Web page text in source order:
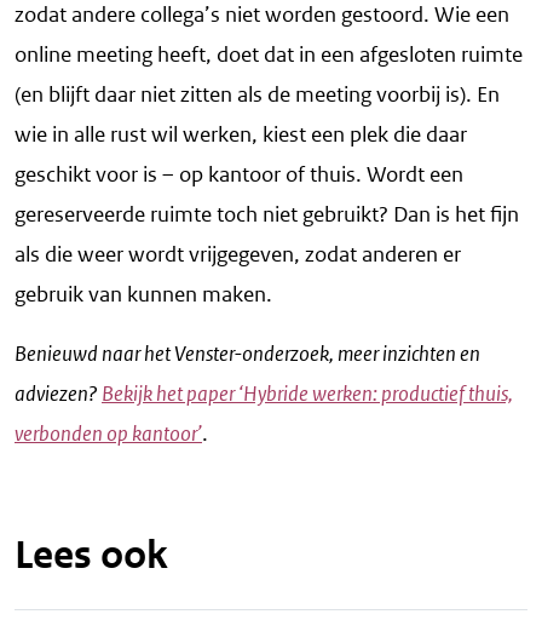
zodat andere collega’s niet worden gestoord. Wie een
online meeting heeft, doet dat in een afgesloten ruimte
(en blijft daar niet zitten als de meeting voorbij is). En
wie in alle rust wil werken, kiest een plek die daar
geschikt voor is – op kantoor of thuis. Wordt een
gereserveerde ruimte toch niet gebruikt? Dan is het fijn
als die weer wordt vrijgegeven, zodat anderen er
gebruik van kunnen maken.
Benieuwd naar het Venster-onderzoek, meer inzichten en
adviezen? Bekijk het paper ‘Hybride werken: productief thuis,
verbonden op kantoor’.
Lees ook